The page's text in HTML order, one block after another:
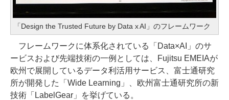
「Design the Trusted Future by Data x AI」のフレームワーク
フレームワークに体系化されている「Data×AI」のサ
ービスおよび先端技術の一例としては、Fujitsu EMEIAが
欧州で展開しているデータ利活用サービス、富士通研究
所が開発した「Wide Learning」、欧州富士通研究所の新
技術「LabelGear」を挙げている。